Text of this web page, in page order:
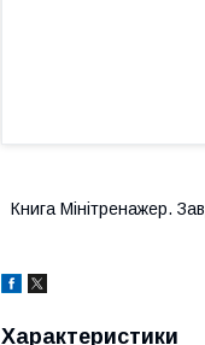
Книга Мінітренажер.
Характеристики